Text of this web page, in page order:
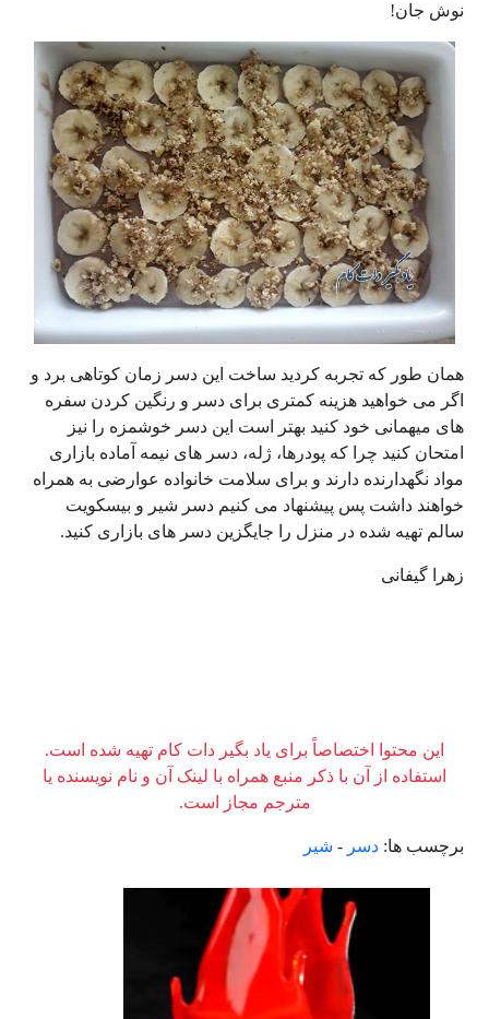
نوش جان!
همان طور که تجربه کردید ساخت این دسر زمان کوتاهی برد و
اگر می خواهید هزینه کمتری برای دسر و رنگین کردن سفره
های میهمانی خود کنید بهتر است این دسر خوشمزه را نیز
امتحان کنید چرا که پودرها، ژله، دسر های نیمه آماده بازاری
مواد نگهدارنده دارند و برای سلامت خانواده عوارضی به همراه
خواهند داشت پس پیشنهاد می کنیم دسر شیر و بیسکویت
سالم تهیه شده در منزل را جایگزین دسر های بازاری کنید.
زهرا گیفانی
این محتوا اختصاصاً برای یاد بگیر دات کام تهیه شده است.
استفاده از آن با ذکر منبع همراه با لینک آن و نام نویسنده یا
مترجم مجاز است.
برچسب ها: دسر - شیر